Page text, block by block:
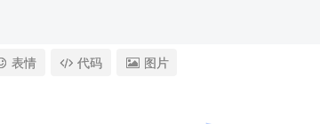
表情 代码 图片